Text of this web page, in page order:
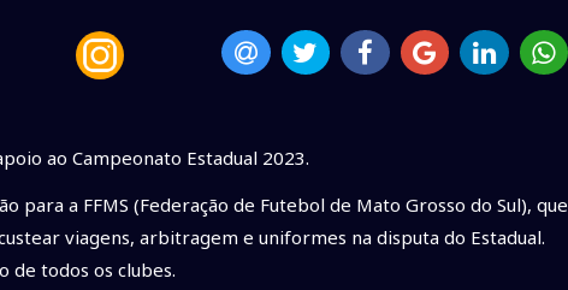
ao Campeonato Estadual 2023.
para a FFMS (Federação de Futebol de Mato Grosso do Sul), que
viagens, arbitragem e uniformes na disputa do Estadual.
de todos os clubes.